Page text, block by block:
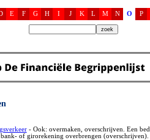
E F G H I J K L M N O P
- Ook: overmaken, overschrijven. Een
bank- of girorekening overbrengen (overschrijven).